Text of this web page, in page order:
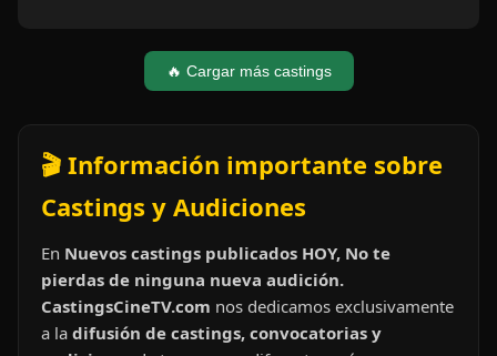
🔥 Cargar más castings
🎬 Información importante sobre
Castings y Audiciones
En Nuevos castings publicados HOY, No te
pierdas de ninguna nueva audición.
CastingsCineTV.com nos dedicamos exclusivamente
a la difusión de castings, convocatorias y